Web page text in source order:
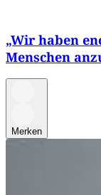
„Wir haben
Menschen
Merken